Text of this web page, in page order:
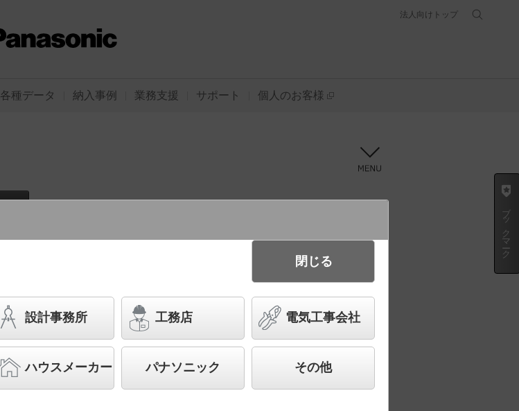
法人向けトップ
各種データ 納入事例 業務支援 サポート 個人のお客様
生産終了予定品を省く
かんたん
器具を比較
各種データ
ブックマーク
設計事務所 工務店 電気工事会社
ハウスメーカー パナソニック その他
閉じる